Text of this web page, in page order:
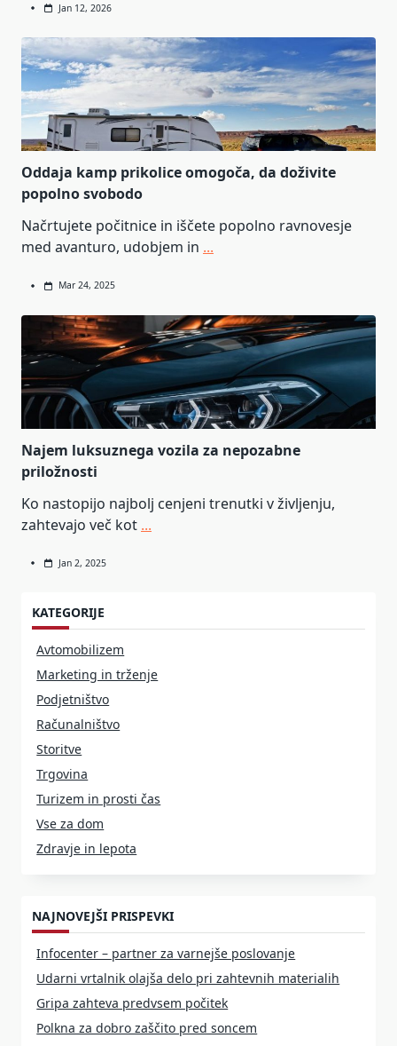
Jan 12, 2026
Oddaja kamp prikolice omogoča, da doživite
popolno svobodo
Načrtujete počitnice in iščete popolno ravnovesje
med avanturo, udobjem in ...
Mar 24, 2025
Najem luksuznega vozila za nepozabne
priložnosti
Ko nastopijo najbolj cenjeni trenutki v življenju,
zahtevajo več kot ...
Jan 2, 2025
KATEGORIJE
Avtomobilizem
Marketing in trženje
Podjetništvo
Računalništvo
Storitve
Trgovina
Turizem in prosti čas
Vse za dom
Zdravje in lepota
NAJNOVEJŠI PRISPEVKI
Infocenter – partner za varnejše poslovanje
Udarni vrtalnik olajša delo pri zahtevnih materialih
Gripa zahteva predvsem počitek
Polkna za dobro zaščito pred soncem